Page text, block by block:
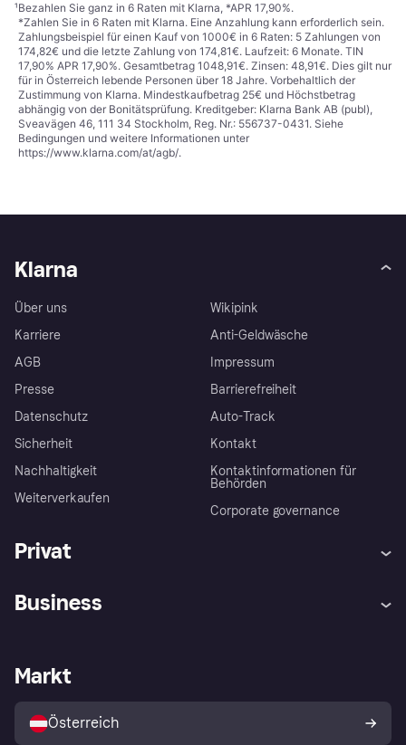
¹Bezahlen Sie ganz in 6 Raten mit Klarna, *APR 17,90%.
*Zahlen Sie in 6 Raten mit Klarna. Eine Anzahlung kann erforderlich sein.
Zahlungsbeispiel für einen Kauf von 1000€ in 6 Raten: 5 Zahlungen von
174,82€ und die letzte Zahlung von 174,81€. Laufzeit: 6 Monate. TIN
17,90% APR 17,90%. Gesamtbetrag 1048,91€. Zinsen: 48,91€. Dies gilt nur
für in Österreich lebende Personen über 18 Jahre. Vorbehaltlich der
Zustimmung von Klarna. Mindestkaufbetrag 25€ und Höchstbetrag
abhängig von der Bonitätsprüfung. Kreditgeber: Klarna Bank AB (publ),
Sveavägen 46, 111 34 Stockholm, Reg. Nr.: 556737-0431. Siehe
Bedingungen und weitere Informationen unter
https://www.klarna.com/at/agb/.
Klarna
Über uns
Karriere
AGB
Presse
Datenschutz
Sicherheit
Nachhaltigkeit
Weiterverkaufen
Wikipink
Anti-Geldwäsche
Impressum
Barrierefreiheit
Auto-Track
Kontakt
Kontaktinformationen für
Behörden
Corporate governance
Privat
Shops entdecken
Business
Händlerportal
Markt
Österreich